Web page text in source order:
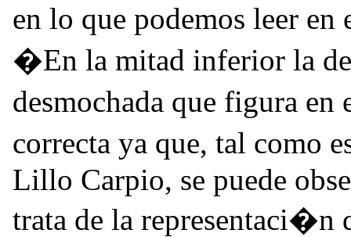
en lo que podemos leer
�En la mitad inferior la
desmochada que figura
correcta ya que, tal
Lillo Carpio, se puede
trata de la representaci�n